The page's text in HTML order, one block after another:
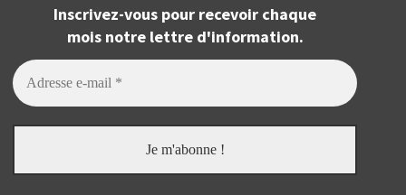
Inscrivez-vous pour recevoir chaque
mois notre lettre d'information.